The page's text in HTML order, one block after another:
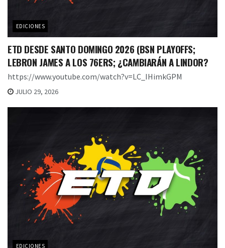
EDICIONES
ETD DESDE SANTO DOMINGO 2026 (BSN PLAYOFFS;
LEBRON JAMES A LOS 76ERS; ¿CAMBIARÁN A LINDOR?
https://www.youtube.com/watch?v=LC_IHimkGPM
JULIO 29, 2026
EDICIONES